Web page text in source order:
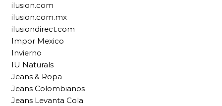
ilusion.com
ilusion.com.mx
ilusiondirect.com
Impor Mexico
Invierno
IU Naturals
Jeans & Ropa
Jeans Colombianos
Jeans Levanta Cola